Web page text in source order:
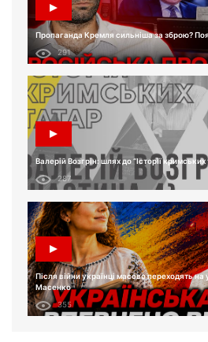
Пропаганда Кремля сильніша за зброю?
291
Валерій Возгрін: шлях до “Історії
287
Після війни українці масово переходять
Масенко
355